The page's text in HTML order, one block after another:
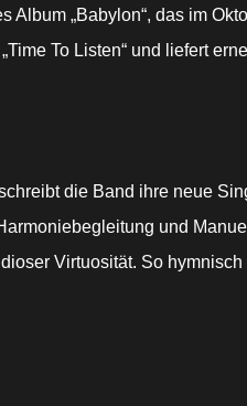
Album „Babylon“, das im
To Listen“ und liefert
die Band ihre neue
und
Virtuosität. So